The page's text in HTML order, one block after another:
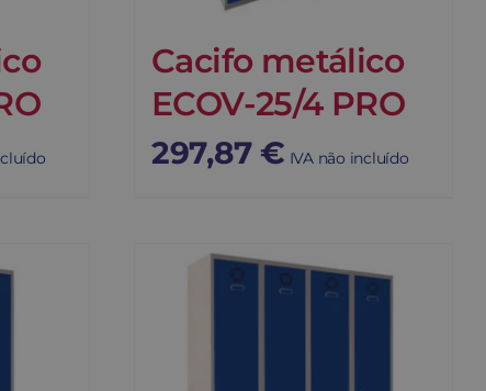
Cacifo metálico
ECOV-25/4 PRO
297,87 € IVA não incluído